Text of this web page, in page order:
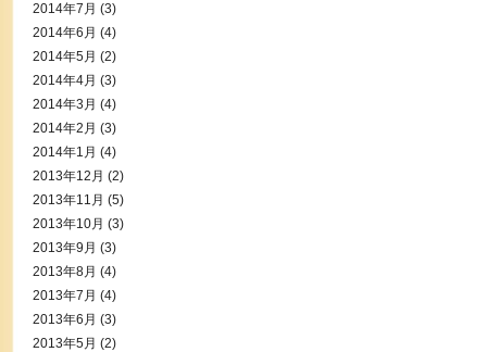
2014年7月 (3)
2014年6月 (4)
2014年5月 (2)
2014年4月 (3)
2014年3月 (4)
2014年2月 (3)
2014年1月 (4)
2013年12月 (2)
2013年11月 (5)
2013年10月 (3)
2013年9月 (3)
2013年8月 (4)
2013年7月 (4)
2013年6月 (3)
2013年5月 (2)